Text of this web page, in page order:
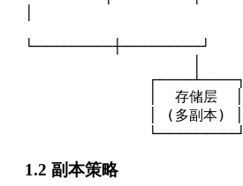
└─────────┼─────────┘
              └─────────┘
1.2 副本策略